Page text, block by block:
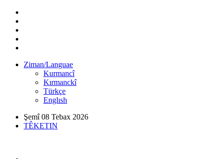
Ziman/Languae
Kurmancî
Kırmanckî
Türkçe
Englısh
Şemî 08 Tebax 2026
TÊKETIN